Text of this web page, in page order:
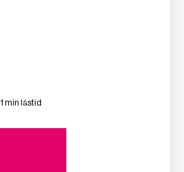
1 min lästid